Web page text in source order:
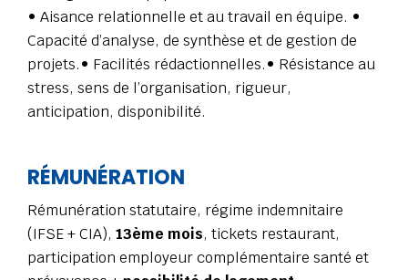
• Aisance relationnelle et au travail en équipe. •
Capacité d’analyse, de synthèse et de gestion de
projets.• Facilités rédactionnelles.• Résistance au
stress, sens de l’organisation, rigueur,
anticipation, disponibilité.
RÉMUNÉRATION
Rémunération statutaire, régime indemnitaire
(IFSE + CIA), 13ème mois, tickets restaurant,
participation employeur complémentaire santé et